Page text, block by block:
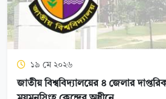
১৯ মে ২০২৬
জাতীয় বিশ্ববিদ্যালয়ের ৪ জেলার